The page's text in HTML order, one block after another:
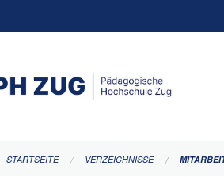
STARTSEITE VERZEICHNISSE